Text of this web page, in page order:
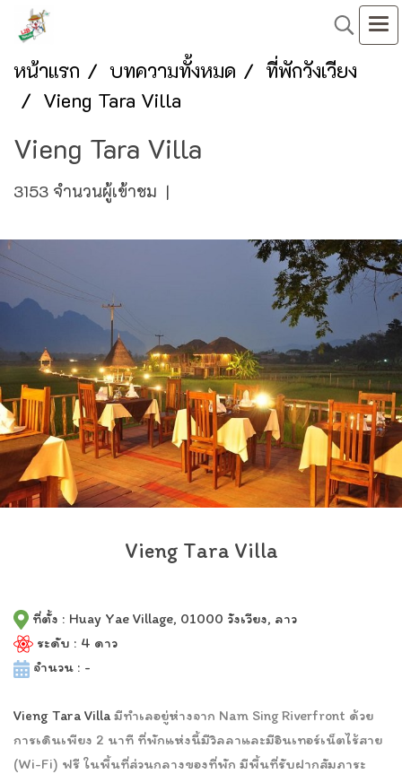
หน้าแรก บทความทั้งหมด
ที่พักวังเวียง
Vieng Tara Villa
Vieng Tara Villa
3153 จำนวนผู้เข้าชม |
Vieng Tara Villa
ที่ตั้ง : Huay Yae Village, 01000 วังเวียง, ลาว
ระดับ : 4 ดาว
จำนวน : -
Vieng Tara Villa มีทำเลอยู่ห่างจาก Nam Sing Riverfront ด้วย
การเดินเพียง 2 นาที ที่พักแห่งนี้มีวิลลาและมีอินเทอร์เน็ตไร้สาย
(Wi-Fi) ฟรี ในพื้นที่ส่วนกลางของที่พัก มีพื้นที่รับฝากสัมภาระ